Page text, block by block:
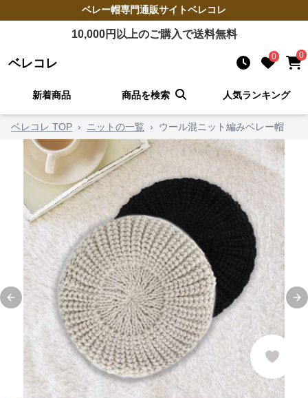
ベレー帽専門通販サイトベレコレ
10,000円以上のご購入で送料無料
ベレコレ 0 0
新着商品 商品を検索 人気ランキング
ベレコレ TOP › ニットの一覧 › ウール混ニット編みベレー帽
Previous slide